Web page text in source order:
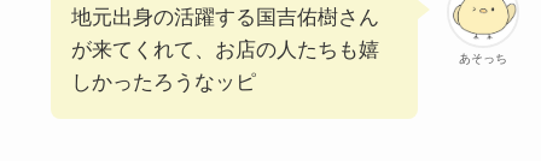
あそっち
地元出身の活躍する国吉佑樹さん
が来てくれて、お店の人たちも嬉
しかったろうなッピ